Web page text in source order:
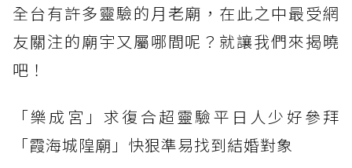
全台有許多靈驗的月老廟，在此之中最受網
友關注的廟宇又屬哪間呢？就讓我們來揭曉
吧！
「樂成宮」求復合超靈驗平日人少好參拜
「霞海城隍廟」快狠準易找到結婚對象